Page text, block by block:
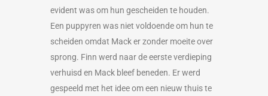
evident was om hun gescheiden te houden.
Een puppyren was niet voldoende om hun te
scheiden omdat Mack er zonder moeite over
sprong. Finn werd naar de eerste verdieping
verhuisd en Mack bleef beneden. Er werd
gespeeld met het idee om een nieuw thuis te